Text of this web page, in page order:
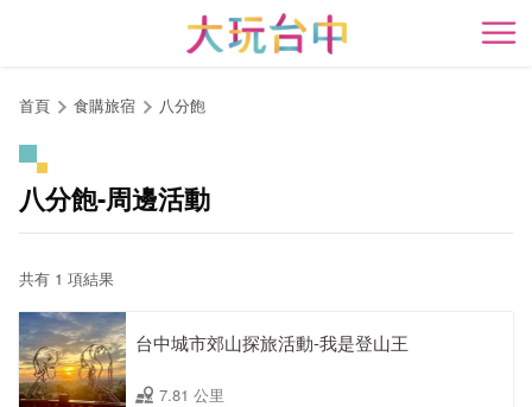
開
首頁 食購旅宿 八分飽
八分飽-周邊活動
共有 1 項結果
台中城市郊山探旅活動-我是登山王
7.81 公里